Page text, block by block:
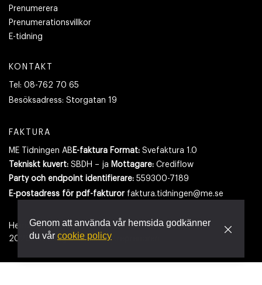
Prenumerera
Prenumerationsvillkor
E-tidning
KONTAKT
Tel: 08-762 70 65
Besöksadress: Storgatan 19
FAKTURA
ME Tidningen AB E-faktura Format: Svefaktura 1.0
Tekniskt kuvert: SBDH – ja Mottagare: Crediflow
Party och endpoint identifierare: 559300-7189
E-postadress för pdf-fakturor faktura.tidningen@me.se
Hemsidan använder cookies.Läs mer
2026- Tidningen Maskinentreprenören
Genom att använda vår hemsida godkänner
du vår cookie policy